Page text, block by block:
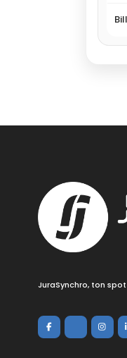
JuraSynchro, ton